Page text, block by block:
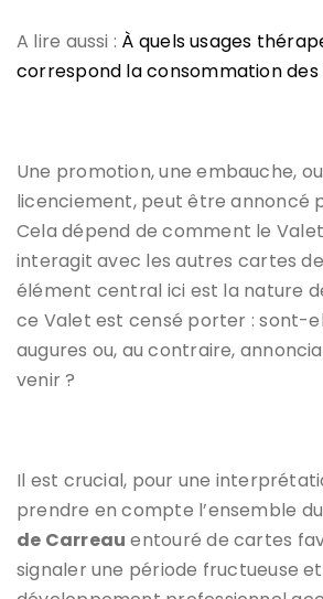
A lire aussi : À quels usages
correspond la consommation des
Une promotion, une embauche,
licenciement, peut être annoncé
Cela dépend de comment le
interagit avec les autres cartes
élément central ici est la nature
ce Valet est censé porter : sont-
augures ou, au contraire,
venir ?
Il est crucial, pour une
prendre en compte l’ensemble
de Carreau entouré de cartes
signaler une période fructueuse